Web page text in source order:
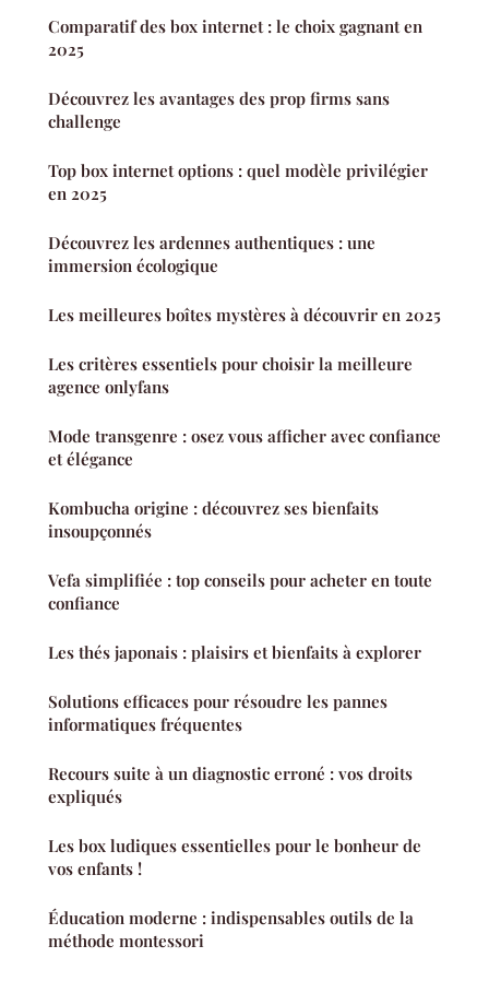
Comparatif des box internet : le choix gagnant en
2025
Découvrez les avantages des prop firms sans
challenge
Top box internet options : quel modèle privilégier
en 2025
Découvrez les ardennes authentiques : une
immersion écologique
Les meilleures boîtes mystères à découvrir en 2025
Les critères essentiels pour choisir la meilleure
agence onlyfans
Mode transgenre : osez vous afficher avec confiance
et élégance
Kombucha origine : découvrez ses bienfaits
insoupçonnés
Vefa simplifiée : top conseils pour acheter en toute
confiance
Les thés japonais : plaisirs et bienfaits à explorer
Solutions efficaces pour résoudre les pannes
informatiques fréquentes
Recours suite à un diagnostic erroné : vos droits
expliqués
Les box ludiques essentielles pour le bonheur de
vos enfants !
Éducation moderne : indispensables outils de la
méthode montessori